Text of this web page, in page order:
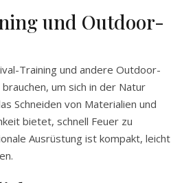
und Outdoor-
Training und andere Outdoor-
um sich in der Natur
Schneiden von Materialien und
bietet, schnell Feuer zu
Ausrüstung ist kompakt, leicht